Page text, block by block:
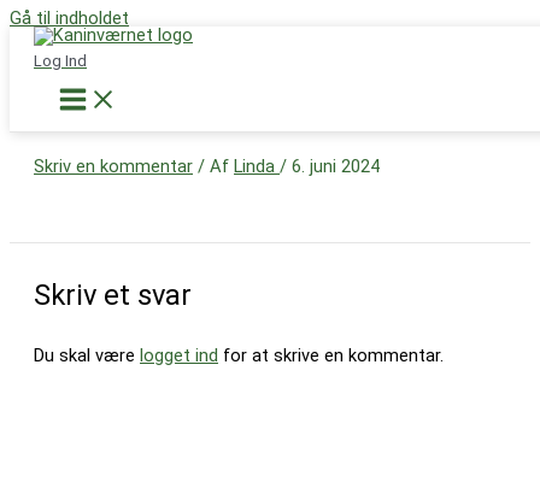
Gå til indholdet
Log Ind
Støt nu
Medlemsblad-sommer-2024
Skriv en kommentar / Af Linda / 6. juni 2024
Skriv et svar
Du skal være logget ind for at skrive en kommentar.